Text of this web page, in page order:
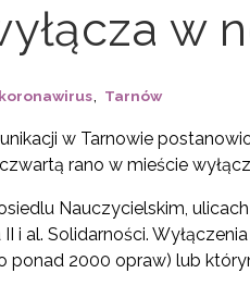
w
koronawirus, Tarnów
w Tarnowie
rano w mieście
Nauczycielskim,
II i al. Solidarności.
ponad 2000 opraw) lub